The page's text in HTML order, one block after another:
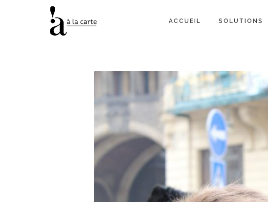
ACCUEIL SOLUTIONS